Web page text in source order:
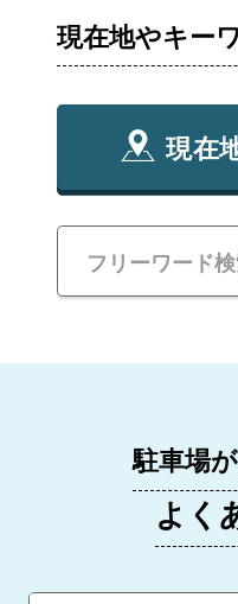
現在地やキー
現在
駐車場
よく